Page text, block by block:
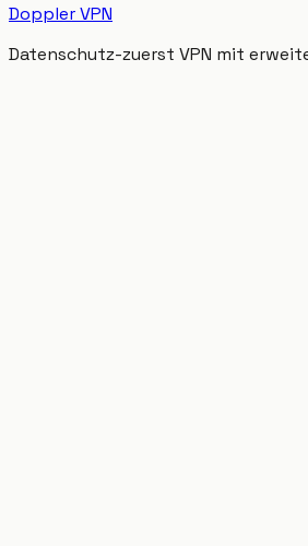
Doppler VPN
Datenschutz-zuerst VPN mit